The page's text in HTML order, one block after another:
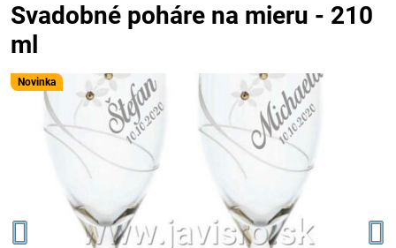
Novinka
Svadobné poháre na mieru - 210
ml